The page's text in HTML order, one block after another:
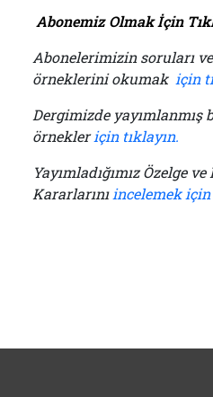
Abonemiz Olmak İçin
Abonelerimizin soruları
örneklerini okumak için
Dergimizde yayımlanmış
örnekleriçin tıklayın.
Yayımladığımız Özelge ve
Kararlarınıincelemek için